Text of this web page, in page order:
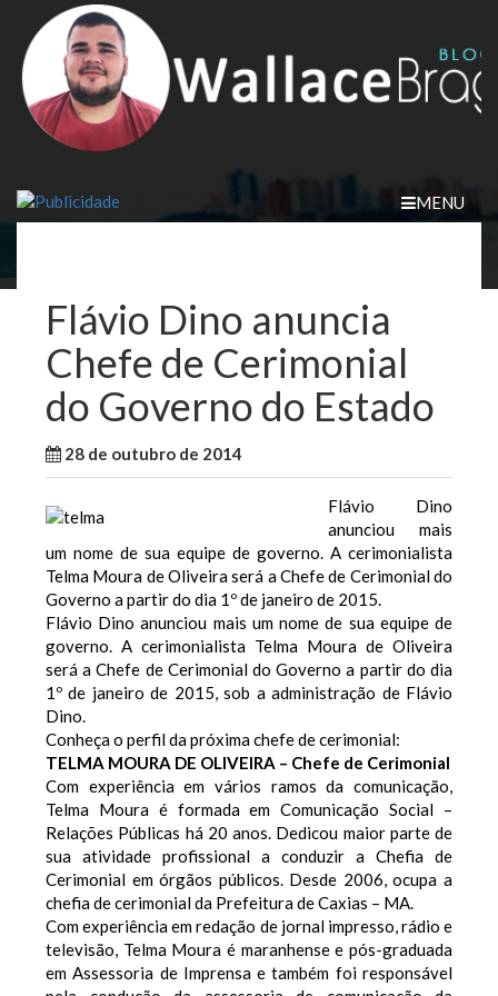
content
MENU
Flávio Dino anuncia
Chefe de Cerimonial
do Governo do Estado
28 de outubro de 2014
Flávio Dino
anunciou mais
um nome de sua equipe de governo. A cerimonialista
Telma Moura de Oliveira será a Chefe de Cerimonial do
Governo a partir do dia 1º de janeiro de 2015.
Flávio Dino anunciou mais um nome de sua equipe de
governo. A cerimonialista Telma Moura de Oliveira
será a Chefe de Cerimonial do Governo a partir do dia
1º de janeiro de 2015, sob a administração de Flávio
Dino.
Conheça o perfil da próxima chefe de cerimonial:
TELMA MOURA DE OLIVEIRA – Chefe de Cerimonial
Com experiência em vários ramos da comunicação,
Telma Moura é formada em Comunicação Social –
Relações Públicas há 20 anos. Dedicou maior parte de
sua atividade profissional a conduzir a Chefia de
Cerimonial em órgãos públicos. Desde 2006, ocupa a
chefia de cerimonial da Prefeitura de Caxias – MA.
Com experiência em redação de jornal impresso, rádio e
televisão, Telma Moura é maranhense e pós-graduada
em Assessoria de Imprensa e também foi responsável